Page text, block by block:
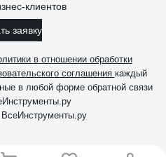
клиентов
заявку
в отношении обработки
соглашения каждый
в любой форме обратной связи